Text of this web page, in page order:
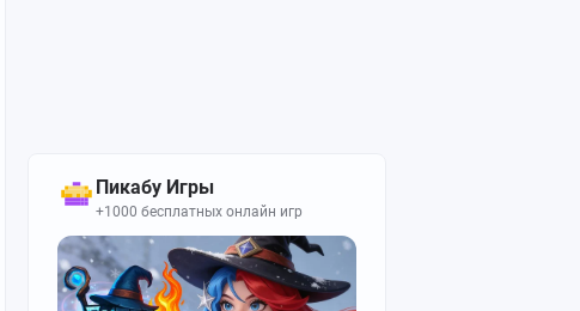
Пикабу Игры
+1000 бесплатных онлайн игр